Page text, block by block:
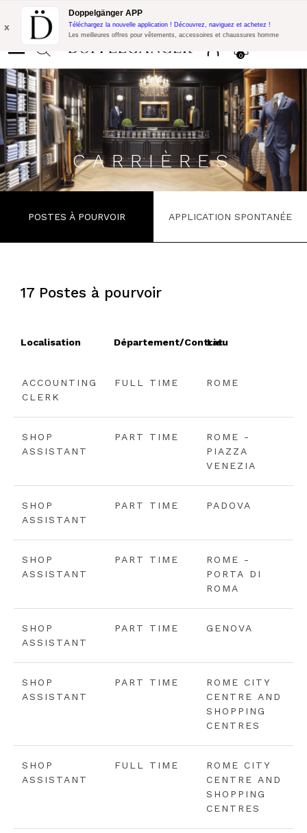
Promo Flash: 10% de réduction supplémentaire sur 300€ d'achat
avec le code:
0
x
Doppelgänger APP
Téléchargez la nouvelle application ! Découvrez, naviguez et achetez !
Les meilleures offres pour vêtements, accessoires et chaussures homme
CARRIÈRES
POSTES À POURVOIR APPLICATION SPONTANÉE
17 Postes à pourvoir
Localisation Département/Contrat
Lieu
ACCOUNTING
CLERK
FULL TIME ROME
SHOP
ASSISTANT
PART TIME
ROME -
PIAZZA
VENEZIA
SHOP
ASSISTANT
PART TIME PADOVA
SHOP
ASSISTANT
PART TIME
ROME -
PORTA DI
ROMA
SHOP
ASSISTANT
PART TIME GENOVA
SHOP
ASSISTANT
PART TIME
ROME CITY
CENTRE AND
SHOPPING
CENTRES
SHOP
ASSISTANT
FULL TIME
ROME CITY
CENTRE AND
SHOPPING
CENTRES